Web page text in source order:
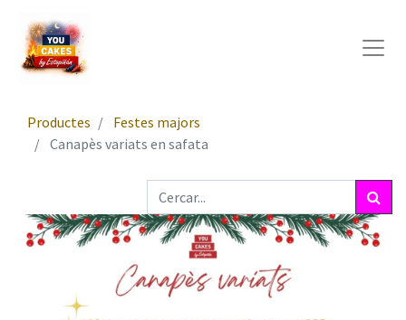
Productes
Festes majors
Canapès variats en safata